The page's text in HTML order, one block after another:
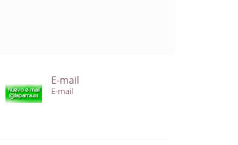
E-mail
E-mail